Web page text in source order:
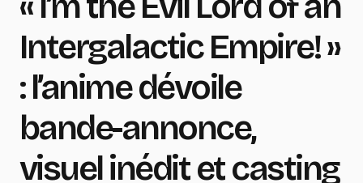
Intergalactic Empire! »
: l’anime dévoile
bande-annonce,
visuel inédit et casting